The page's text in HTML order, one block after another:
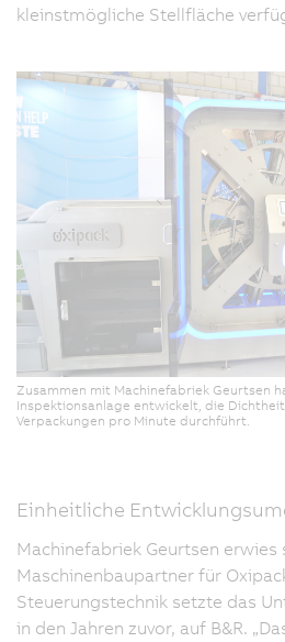
kleinstmögliche Stellfläche
Zusammen mit Machinefabriek Geurtsen
Inspektionsanlage entwickelt, die
Verpackungen pro Minute durchführt.
Einheitliche
Machinefabriek Geurtsen erwies
Maschinenbaupartner für
Steuerungstechnik setzte das
in den Jahren zuvor, auf B&R.